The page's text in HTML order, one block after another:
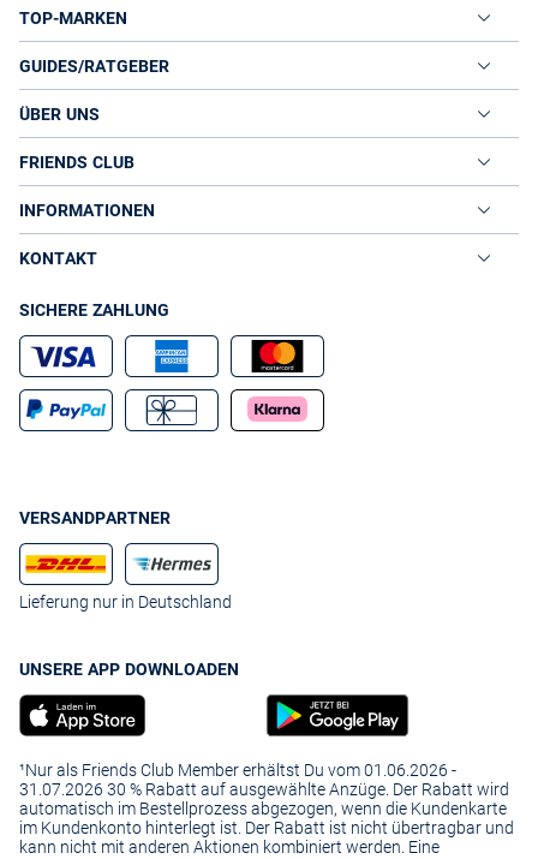
TOP-MARKEN
GUIDES/RATGEBER
ÜBER UNS
FRIENDS CLUB
INFORMATIONEN
KONTAKT
SICHERE ZAHLUNG
VERSANDPARTNER
Lieferung nur in Deutschland
UNSERE APP DOWNLOADEN
¹Nur als Friends Club Member erhältst Du vom 01.06.2026 -
31.07.2026 30 % Rabatt auf ausgewählte Anzüge. Der Rabatt wird
automatisch im Bestellprozess abgezogen, wenn die Kundenkarte
im Kundenkonto hinterlegt ist. Der Rabatt ist nicht übertragbar und
kann nicht mit anderen Aktionen kombiniert werden. Eine